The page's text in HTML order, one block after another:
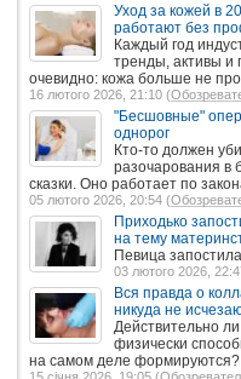
Уход за кожей в
работают без
Каждый год
тренды, активы и
очевидно: кожа больше не
16 лютого 2026, 21:10 (
"Бесшовные"
однорог
Кто-то должен
разочарования в
сказки. Оно работает по
05 лютого 2026, 20:54 (
Приходько
на тему
Певица
03 лютого 2026,
Вся правда о
никуда не
Действительно
физически
на самом деле формируются?